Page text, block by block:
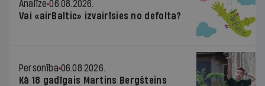
Analīze 06.08.2026.
Vai «airBaltic» izvairīsies no defolta?
Personība 06.08.2026.
Kā 18 gadīgais Martins Bergšteins